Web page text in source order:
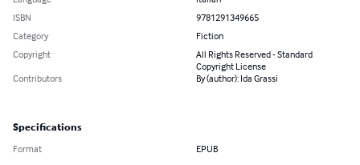
ISBN
9781291349665
Category
Fiction
Copyright
All Rights Reserved - Standard
Copyright License
Contributors
By (author): Ida Grassi
Specifications
Format EPUB